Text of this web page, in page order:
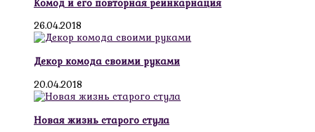
Комод и его повторная реинкарнация
26.04.2018
Декор комода своими руками
20.04.2018
Новая жизнь старого стула